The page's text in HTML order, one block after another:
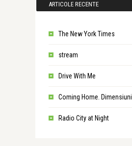
ARTICOLE RECENTE
The New York Times
stream
Drive With Me
Coming Home. Dimensiuni
Radio City at Night